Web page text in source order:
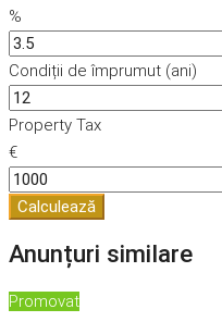
%
Condiții de împrumut (ani)
Property Tax
€
Calculează
Anunțuri similare
Promovat